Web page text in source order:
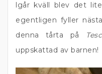
lgår kväll blev det
egentligen fyller
denna tårta på
uppskattad av barnen!